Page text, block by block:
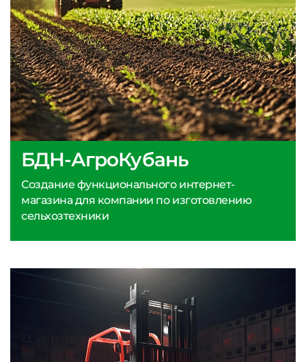
БДН-АгроКубань
Создание функционального интернет-
магазина для компании по изготовлению
сельхозтехники